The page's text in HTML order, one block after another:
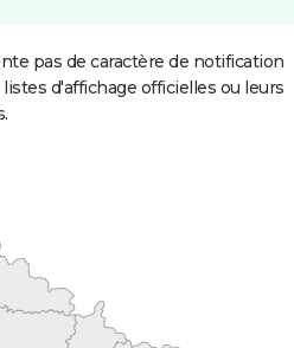
pas de caractère de notification
d'affichage officielles ou leurs